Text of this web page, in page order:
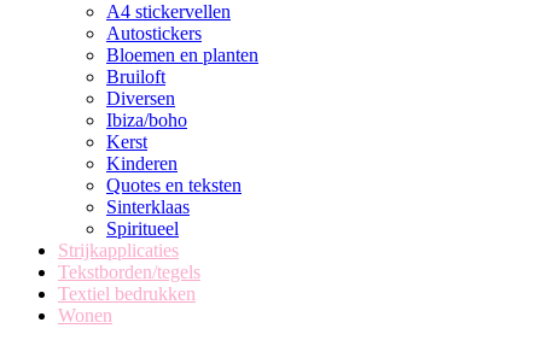
A4 stickervellen
Autostickers
Bloemen en planten
Bruiloft
Diversen
Ibiza/boho
Kerst
Kinderen
Quotes en teksten
Sinterklaas
Spiritueel
Strijkapplicaties
Tekstborden/tegels
Textiel bedrukken
Wonen